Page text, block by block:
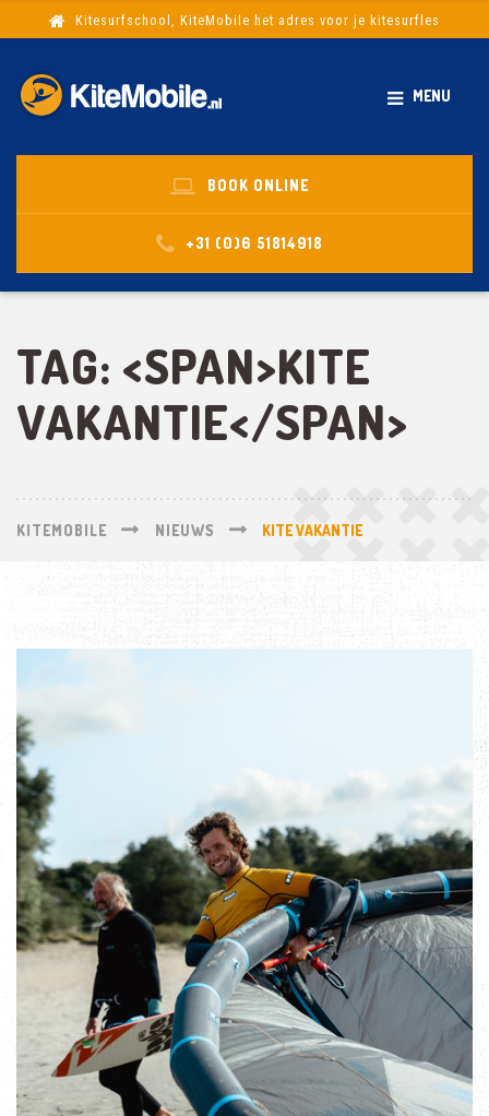
Kitesurfschool, KiteMobile het adres voor je kitesurfles
MENU
BOOK ONLINE
+31 (0)6 51814918
TAG: <SPAN>KITE
VAKANTIE</SPAN>
KITEMOBILE NIEUWS KITE VAKANTIE